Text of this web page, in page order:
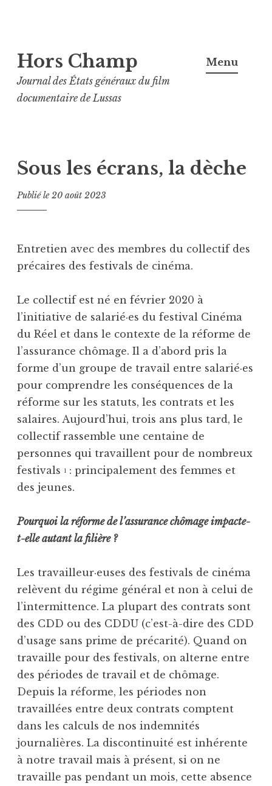
au
contenu
principal
Hors Champ
Journal des États généraux du film
documentaire de Lussas
Menu
Sous les écrans, la dèche
Publié le20 août 2023
Entretien avec des membres du collectif des
précaires des festivals de cinéma.
Le collectif est né en février 2020 à
l’initiative de salarié·es du festival Cinéma
du Réel et dans le contexte de la réforme de
l’assurance chômage. Il a d’abord pris la
forme d’un groupe de travail entre salarié·es
pour comprendre les conséquences de la
réforme sur les statuts, les contrats et les
salaires. Aujourd’hui, trois ans plus tard, le
collectif rassemble une centaine de
personnes qui travaillent pour de nombreux
festivals
1 : principalement des femmes et
des jeunes.
Pourquoi la réforme de l’assurance chômage impacte-
t-elle autant la filière ?
Les travailleur·euses des festivals de cinéma
relèvent du régime général et non à celui de
l’intermittence. La plupart des contrats sont
des CDD ou des CDDU (c’est-à-dire des CDD
d’usage sans prime de précarité). Quand on
travaille pour des festivals, on alterne entre
des périodes de travail et de chômage.
Depuis la réforme, les périodes non
travaillées entre deux contrats comptent
dans les calculs de nos indemnités
journalières. La discontinuité est inhérente
à notre travail mais à présent, si on ne
travaille pas pendant un mois, cette absence